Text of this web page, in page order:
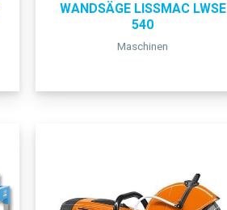
WANDSÄGE LISSMAC LWSE
540
Maschinen